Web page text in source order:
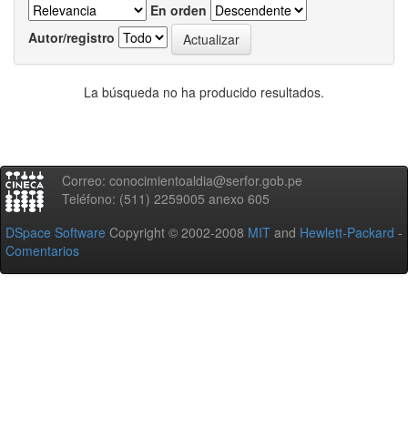
En orden
Autor/registro
La búsqueda no ha producido resultados.
Correo: conocimientoaldia@serfor.gob.pe
Teléfono: (511) 2259005 anexo 605
DSpace Software Copyright © 2002-2008 MIT and Hewlett-Packard -
Comentarios